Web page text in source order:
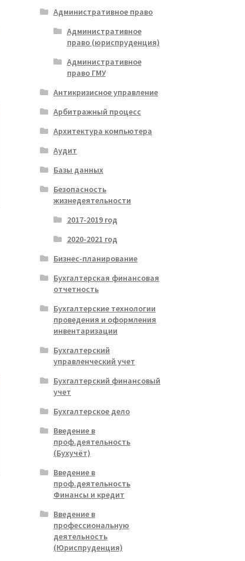
Административное право
Административное
право (юриспруденция)
Административное
право ГМУ
Антикризисное управление
Арбитражный процесс
Архитектура компьютера
Аудит
Базы данных
Безопасность
жизнедеятельности
2017-2019 год
2020-2021 год
Бизнес-планирование
Бухгалтерская финансовая
отчетность
Бухгалтерские технологии
проведения и оформления
инвентаризации
Бухгалтерский
управленческий учет
Бухгалтерский финансовый
учет
Бухгалтерское дело
Введение в
проф.деятельность
(Бухучёт)
Введение в
проф.деятельность
Финансы и кредит
Введение в
профессиональную
деятельность
(Юриспруденция)